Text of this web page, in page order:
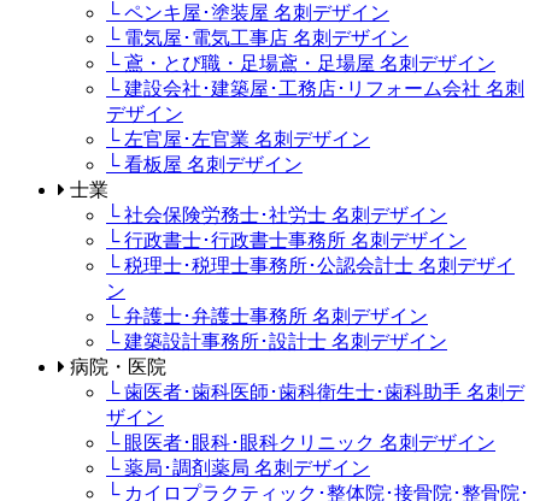
└ ペンキ屋･塗装屋 名刺デザイン
└ 電気屋･電気工事店 名刺デザイン
└ 鳶・とび職・足場鳶・足場屋 名刺デザイン
└ 建設会社･建築屋･工務店･リフォーム会社 名刺
デザイン
└ 左官屋･左官業 名刺デザイン
└ 看板屋 名刺デザイン
士業
└ 社会保険労務士･社労士 名刺デザイン
└ 行政書士･行政書士事務所 名刺デザイン
└ 税理士･税理士事務所･公認会計士 名刺デザイ
ン
└ 弁護士･弁護士事務所 名刺デザイン
└ 建築設計事務所･設計士 名刺デザイン
病院・医院
└ 歯医者･歯科医師･歯科衛生士･歯科助手 名刺デ
ザイン
└ 眼医者･眼科･眼科クリニック 名刺デザイン
└ 薬局･調剤薬局 名刺デザイン
└ カイロプラクティック･整体院･接骨院･整骨院･